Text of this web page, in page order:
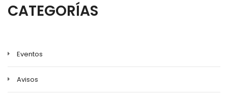
CATEGORÍAS
Eventos
Avisos